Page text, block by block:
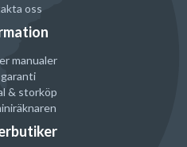
oss
manualer
& storköp